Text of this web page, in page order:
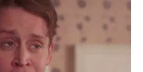
อนกัน ไม่ว่าจะเป็นหน้าตา